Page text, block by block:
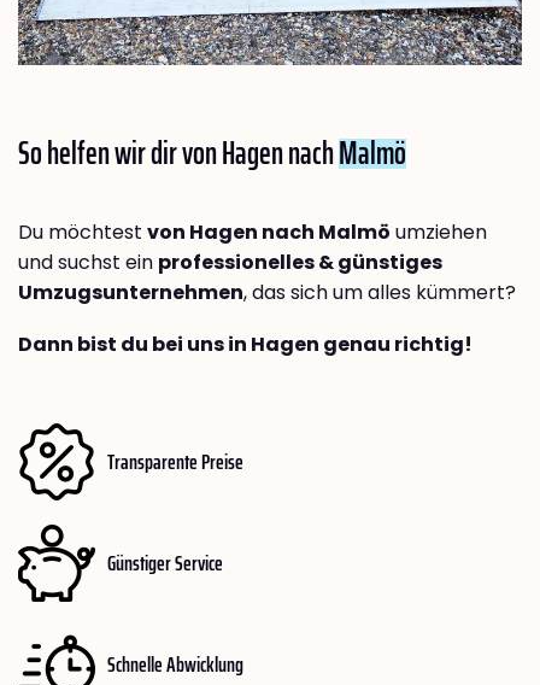
So helfen wir dir von Hagen nachMalmö
Du möchtest von Hagen nach Malmö umziehen
und suchst ein professionelles & günstiges
Umzugsunternehmen, das sich um alles kümmert?
Dann bist du bei uns in Hagen genau richtig!
Transparente Preise
Günstiger Service
Schnelle Abwicklung